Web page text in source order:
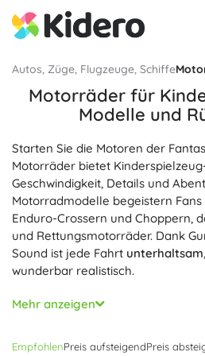
Autos, Züge, Flugzeuge, Schiffe
Motorräder für
Modelle und
Starten Sie die Motoren der
Motorräder bietet
Geschwindigkeit, Details und
Motorradmodelle begeistern
Enduro-Crossern und Choppern,
und Rettungsmotorräder. Dank
Sound ist jede Fahrt unterhaltsam,
wunderbar realistisch.
Wählen Sie aus Metall- und
Maßstab 1:12, 1:18 oder 1:32,
Motorrädern mit Fernsteuerung für
Mehr anzeigen
EmpfohlenPreis aufsteigendPreis